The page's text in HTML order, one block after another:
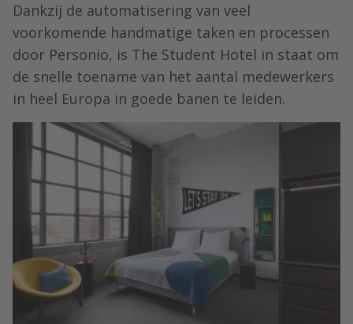
Dankzij de automatisering van veel
voorkomende handmatige taken en processen
door Personio, is The Student Hotel in staat om
de snelle toename van het aantal medewerkers
in heel Europa in goede banen te leiden.